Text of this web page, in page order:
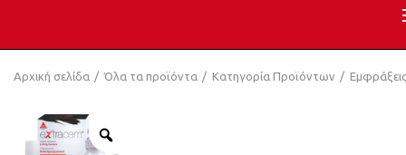
Αρχική σελίδα Όλα τα προϊόντα Κατηγορία Προϊόντων Εμφράξεις